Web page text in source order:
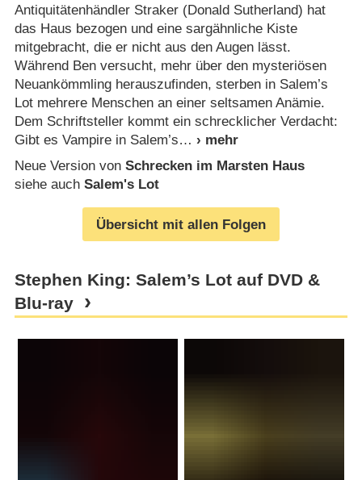
Antiquitätenhändler Straker (Donald Sutherland) hat
das Haus bezogen und eine sargähnliche Kiste
mitgebracht, die er nicht aus den Augen lässt.
Während Ben versucht, mehr über den mysteriösen
Neuankömmling herauszufinden, sterben in Salem’s
Lot mehrere Menschen an einer seltsamen Anämie.
Dem Schriftsteller kommt ein schrecklicher Verdacht:
Gibt es Vampire in Salem’s
Neue Version von Schrecken im Marsten Haus
siehe auch Salem's Lot
Übersicht mit allen Folgen
Stephen King: Salem’s Lot auf DVD &
Blu-ray